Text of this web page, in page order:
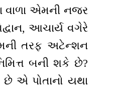
વાળા એમની નજર
આચાર્ય વગેરે
તરફ અટેન્શન
બની શકે છે?
છે એ પોતાનો યથા